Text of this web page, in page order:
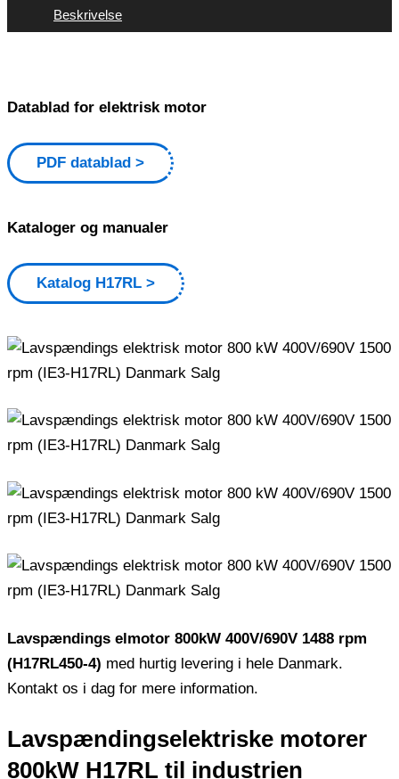
Beskrivelse
Datablad for elektrisk motor
PDF datablad
Kataloger og manualer
Katalog H17RL
Lavspændings elmotor 800kW 400V/690V 1488 rpm
(H17RL450-4) med hurtig levering i hele Danmark.
Kontakt os i dag for mere information.
Lavspændingselektriske motorer
800kW H17RL til industrien